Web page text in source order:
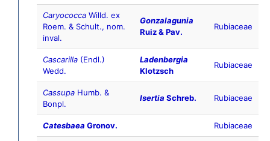
Caryococca Willd. ex
Roem. & Schult., nom.
inval.
Gonzalagunia
Ruiz & Pav.
Rubiaceae
Cascarilla (Endl.)
Wedd.
Ladenbergia
Klotzsch
Rubiaceae
Cassupa Humb. &
Bonpl.
Isertia Schreb. Rubiaceae
Catesbaea Gronov. Rubiaceae